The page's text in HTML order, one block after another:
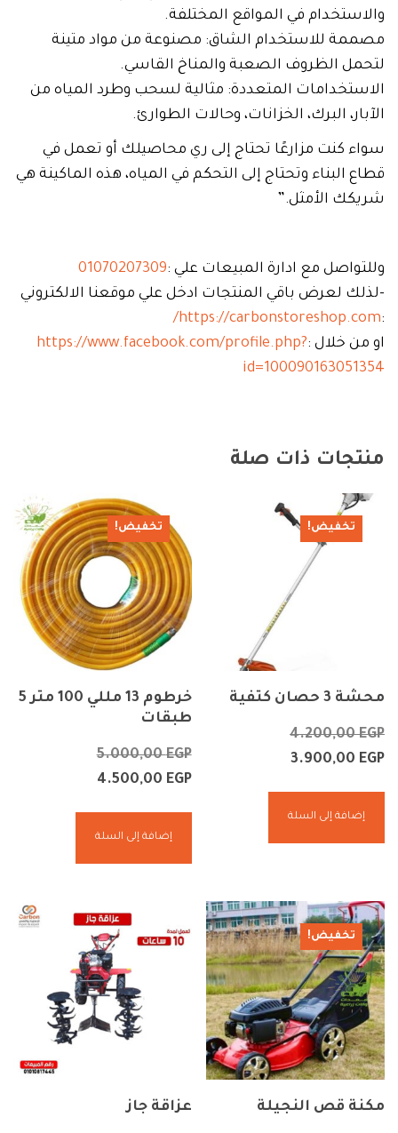
والاستخدام في المواقع المختلفة.
مصممة للاستخدام الشاق: مصنوعة من مواد متينة
لتحمل الظروف الصعبة والمناخ القاسي.
الاستخدامات المتعددة: مثالية لسحب وطرد المياه من
الآبار، البرك، الخزانات، وحالات الطوارئ.
سواء كنت مزارعًا تحتاج إلى ري محاصيلك أو تعمل في
قطاع البناء وتحتاج إلى التحكم في المياه، هذه الماكينة هي
شريكك الأمثل.”
وللتواصل مع ادارة المبيعات علي :01070207309
-لذلك لعرض باقي المنتجات ادخل علي موقعنا الالكتروني
:
https://carbonstoreshop.com/
او من خلال :https://www.facebook.com/profile.php?
id=100090163051354
منتجات ذات صلة
تخفيض!
محشة 3 حصان كتفية
4.200,00EGP
3.900,00 EGP
إضافة إلى السلة
تخفيض!
خرطوم 13 مللي 100 متر 5
طبقات
5.000,00EGP
4.500,00 EGP
إضافة إلى السلة
تخفيض!
مكنة قص النجيلة عزاقة جاز